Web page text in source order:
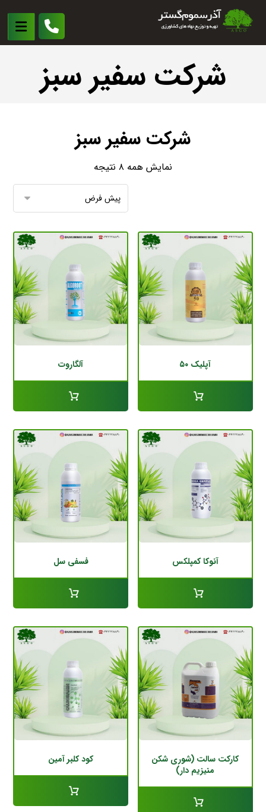
شرکت سفیر سبز
شرکت سفیر سبز
نمایش همه ۸ نتیجه
آپلیک ۵۰ آلگاروت
آنوکا کمپلکس فسفی سل
کارکت سالت (شوری شکن
منیزیم دار)
کود کلبر آمین